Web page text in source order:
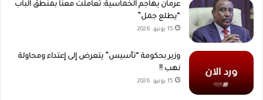
عرمان يهاجم الخماسية: تعاملت معنا بمنطق الباب
“يطلع جمل”
15 يونيو، 2026
وزير بحكومة “تأسيس” يتعرض إلى إعتداء ومحاولة
نهب !!
15 يونيو، 2026